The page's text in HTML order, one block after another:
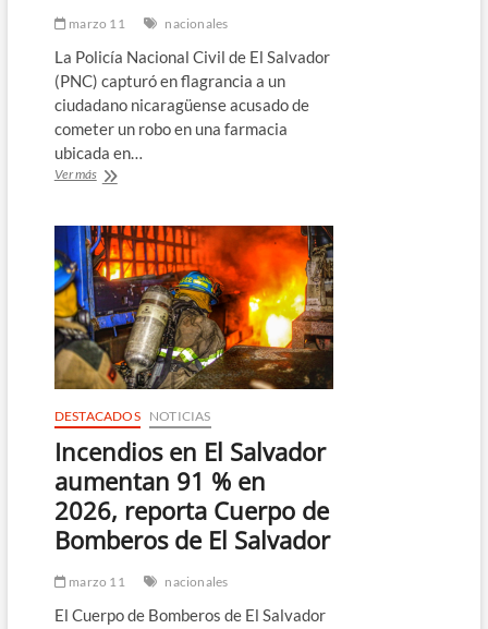
marzo 11 nacionales
La Policía Nacional Civil de El Salvador
(PNC) capturó en flagrancia a un
ciudadano nicaragüense acusado de
cometer un robo en una farmacia
ubicada en…
Ver másCapturan
nicaragüense
por
robo
en
farmacia
en
San
Salvador
DESTACADOS NOTICIAS
Incendios en El Salvador
aumentan 91 % en
2026, reporta Cuerpo de
Bomberos de El Salvador
marzo 11 nacionales
El Cuerpo de Bomberos de El Salvador